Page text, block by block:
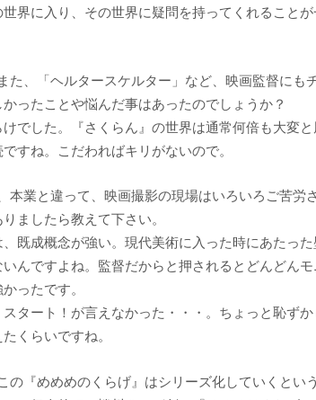
界に入り、その世界に疑問を持ってくれること
た、「ヘルタースケルター」など、映画監督にも
ったことや悩んだ事はあったのでしょうか？
でした。『さくらん』の世界は通常何倍も大変
すね。こだわればキリがないので。
本業と違って、映画撮影の現場はいろいろご苦
ましたら教えて下さい。
既成概念が強い。現代美術に入った時にあたっ
いんですよね。監督だからと押されるとどんどん
ったです。
タート！が言えなかった・・・。ちょっと恥ず
くらいですね。
の『めめめのくらげ』はシリーズ化していくと